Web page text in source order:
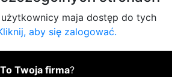
maja dostęp do tych
aby się zalogować.
To Twoja firma?